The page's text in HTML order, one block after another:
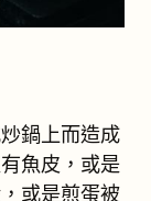
鍋上而造成
魚皮，或是
或是煎蛋被